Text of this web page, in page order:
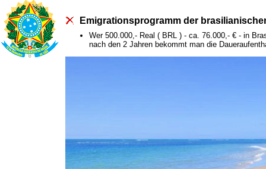
Emigrationsprogramm der
Wer 500.000,- Real ( BRL ) - ca. 76.000,- € - in
nach den 2 Jahren bekommt man die